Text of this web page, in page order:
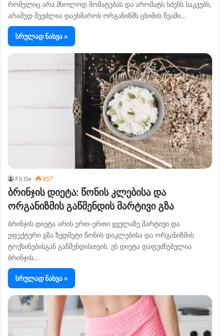
რომელიც არა მხოლოდ მომატებას და არომატს სძენს საკვებს,
არამედ შეუძლია დაეხმაროს ორგანიზმს ცხიმის წვაში…
სრულად ნახვა »
Fit.Ge 857
ბრინჯის დიეტა: წონის კლებისა და
ორგანიზმის გაწმენდის მარტივი გზა
ბრინჯის დიეტა არის ერთ-ერთი ყველაზე მარტივი და
ეფექტური გზა ზედმეტი წონის დაკლებისა და ორგანიზმის
ტოქსინებისგან გაწმენდისთვის. ეს დიეტა დაფუძნებულია
ბრინჯის…
სრულად ნახვა »